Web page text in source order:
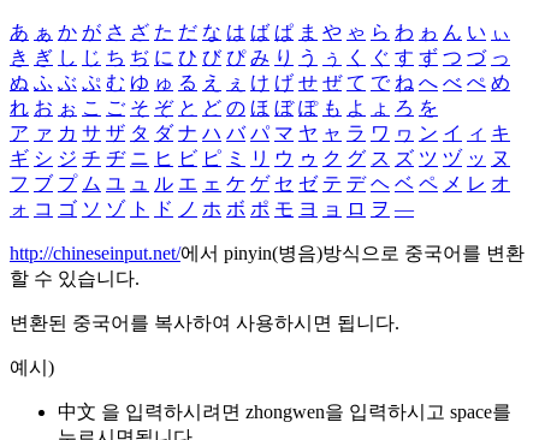
あ ぁ か が さ ざ た だ な は ば ぱ ま や ゃ ら わ ゎ ん い ぃ
き ぎ し じ ち ぢ に ひ び ぴ み り う ぅ く ぐ す ず つ づ っ
ぬ ふ ぶ ぷ む ゆ ゅ る え ぇ け げ せ ぜ て で ね へ べ ぺ め
れ お ぉ こ ご そ ぞ と ど の ほ ぼ ぽ も よ ょ ろ を
ア ァ カ サ ザ タ ダ ナ ハ バ パ マ ヤ ャ ラ ワ ヮ ン イ ィ キ
ギ シ ジ チ ヂ ニ ヒ ビ ピ ミ リ ウ ゥ ク グ ス ズ ツ ヅ ッ ヌ
フ ブ プ ム ユ ュ ル エ ェ ケ ゲ セ ゼ テ デ ヘ ベ ペ メ レ オ
ォ コ ゴ ソ ゾ ト ド ノ ホ ボ ポ モ ヨ ョ ロ ヲ ―
http://chineseinput.net/에서 pinyin(병음)방식으로 중국어를 변환
할 수 있습니다.
변환된 중국어를 복사하여 사용하시면 됩니다.
예시)
中文 을 입력하시려면 zhongwen을 입력하시고 space를